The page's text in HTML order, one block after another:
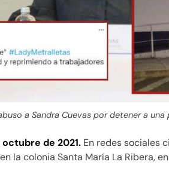
a Sandra Cuevas por detener a
de 2021. En redes sociales
la colonia Santa María La Ribera,